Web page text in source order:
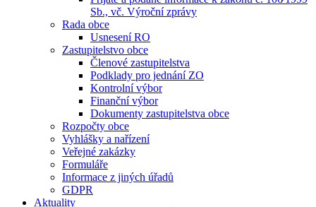
Sb., vč. Výroční zprávy
Rada obce
Usnesení RO
Zastupitelstvo obce
Členové zastupitelstva
Podklady pro jednání ZO
Kontrolní výbor
Finanční výbor
Dokumenty zastupitelstva obce
Rozpočty obce
Vyhlášky a nařízení
Veřejné zakázky
Formuláře
Informace z jiných úřadů
GDPR
Aktuality